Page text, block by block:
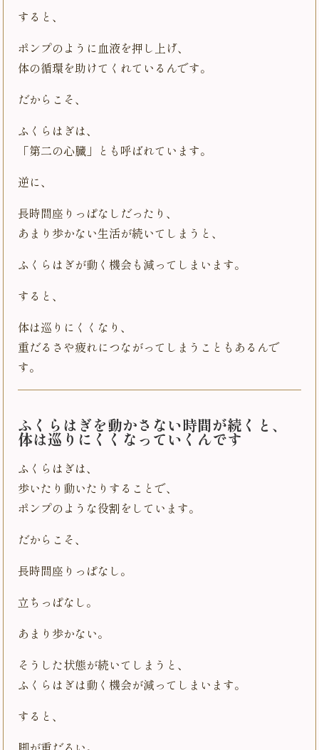
すると、
ポンプのように血液を押し上げ、
体の循環を助けてくれているんです。
だからこそ、
ふくらはぎは、
「第二の心臓」とも呼ばれています。
逆に、
長時間座りっぱなしだったり、
あまり歩かない生活が続いてしまうと、
ふくらはぎが動く機会も減ってしまいます。
すると、
体は巡りにくくなり、
重だるさや疲れにつながってしまうこともあるんで
す。
ふくらはぎを動かさない時間が続くと、
体は巡りにくくなっていくんです
ふくらはぎは、
歩いたり動いたりすることで、
ポンプのような役割をしています。
だからこそ、
長時間座りっぱなし。
立ちっぱなし。
あまり歩かない。
そうした状態が続いてしまうと、
ふくらはぎは動く機会が減ってしまいます。
すると、